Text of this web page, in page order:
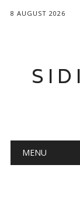
8 AUGUST 2026
Main
MENU